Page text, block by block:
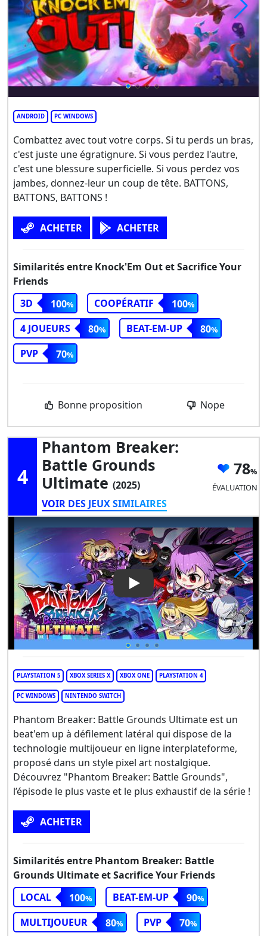
ANDROID PC WINDOWS
Combattez avec tout votre corps. Si tu perds un bras,
c'est juste une égratignure. Si vous perdez l'autre,
c'est une blessure superficielle. Si vous perdez vos
jambes, donnez-leur un coup de tête. BATTONS,
BATTONS, BATTONS !
ACHETER ACHETER
Similarités entre Knock'Em Out et Sacrifice Your
Friends
3D
100 COOPÉRATIF
100
4 JOUEURS
80 BEAT-EM-UP
80
PVP
70
Bonne proposition Nope
4
Phantom Breaker:
Battle Grounds
Ultimate (2025)
VOIR DES JEUX SIMILAIRES
78
ÉVALUATION
Play Video: Phantom
PLAYSTATION 5 XBOX SERIES X XBOX ONE PLAYSTATION 4
PC WINDOWS NINTENDO SWITCH
Phantom Breaker: Battle Grounds Ultimate est un
beat'em up à défilement latéral qui dispose de la
technologie multijoueur en ligne interplateforme,
proposé dans un style pixel art nostalgique.
Découvrez "Phantom Breaker: Battle Grounds",
l’épisode le plus vaste et le plus exhaustif de la série !
ACHETER
Similarités entre Phantom Breaker: Battle
Grounds Ultimate et Sacrifice Your Friends
LOCAL
100 BEAT-EM-UP
90
MULTIJOUEUR
80 PVP
70